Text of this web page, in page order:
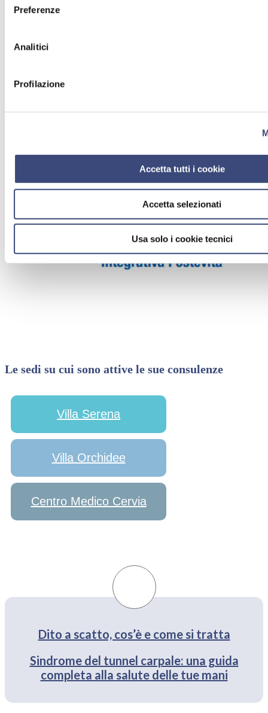
Preferenze
Analitici
Profilazione
Accetta tutti i cookie
Accetta selezionati
Usa solo i cookie tecnici
Le sedi su cui sono attive le sue consulenze
Villa Serena
Villa Orchidee
Centro Medico Cervia
Dito a scatto, cos’è e come si tratta
Sindrome del tunnel carpale: una guida
completa alla salute delle tue mani